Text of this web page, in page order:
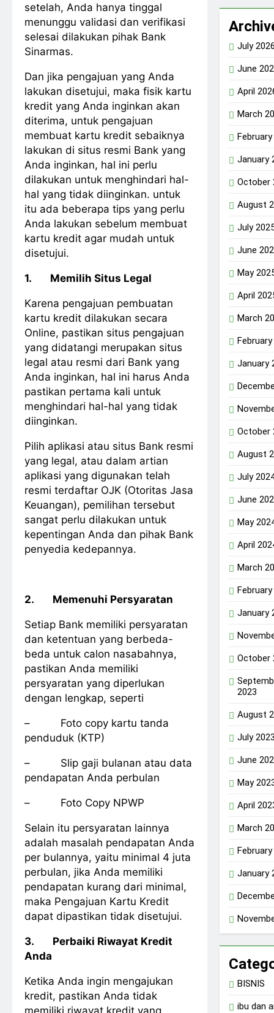
setelah, Anda hanya tinggal
menunggu validasi dan verifikasi
selesai dilakukan pihak Bank
Sinarmas.
Dan jika pengajuan yang Anda
lakukan disetujui, maka fisik kartu
kredit yang Anda inginkan akan
diterima, untuk pengajuan
membuat kartu kredit sebaiknya
lakukan di situs resmi Bank yang
Anda inginkan, hal ini perlu
dilakukan untuk menghindari hal-
hal yang tidak diinginkan. untuk
itu ada beberapa tips yang perlu
Anda lakukan sebelum membuat
kartu kredit agar mudah untuk
disetujui.
1. Memilih Situs Legal
Karena pengajuan pembuatan
kartu kredit dilakukan secara
Online, pastikan situs pengajuan
yang didatangi merupakan situs
legal atau resmi dari Bank yang
Anda inginkan, hal ini harus Anda
pastikan pertama kali untuk
menghindari hal-hal yang tidak
diinginkan.
Pilih aplikasi atau situs Bank resmi
yang legal, atau dalam artian
aplikasi yang digunakan telah
resmi terdaftar OJK (Otoritas Jasa
Keuangan), pemilihan tersebut
sangat perlu dilakukan untuk
kepentingan Anda dan pihak Bank
penyedia kedepannya.
2. Memenuhi Persyaratan
Setiap Bank memiliki persyaratan
dan ketentuan yang berbeda-
beda untuk calon nasabahnya,
pastikan Anda memiliki
persyaratan yang diperlukan
dengan lengkap, seperti
– Foto copy kartu tanda
penduduk (KTP)
– Slip gaji bulanan atau data
pendapatan Anda perbulan
– Foto Copy NPWP
Selain itu persyaratan lainnya
adalah masalah pendapatan Anda
per bulannya, yaitu minimal 4 juta
perbulan, jika Anda memiliki
pendapatan kurang dari minimal,
maka Pengajuan Kartu Kredit
dapat dipastikan tidak disetujui.
3.
Perbaiki Riwayat Kredit
Anda
Ketika Anda ingin mengajukan
kredit, pastikan Anda tidak
July
June
April
March
January
October
August
July
June
May
April
March
January
October
August
July
June
May
April
March
January
October
2023
August
July
June
May
April
March
January
BISNIS
ibu dan